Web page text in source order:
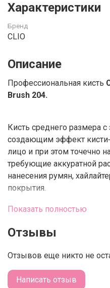
Характеристики
Бренд
CLIO
Описание
Профессиональная кисть
Brush 204.
Кисть среднего размера
создающим эффект
лицо и при этом точечно
требующие аккуратной
нанесения румян,
покрытия.
Особенности щетины:
Мягкая, но упругая
Подходит даже для
не раздражает и не
Показать полностью
Отзывы
Отзывов еще никто не
Написать отзыв